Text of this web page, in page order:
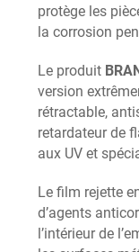
protège les
la corrosion
Le produit
version
rétractable,
retardateur de
aux UV et
Le film rejette
d’agents
l’intérieur de